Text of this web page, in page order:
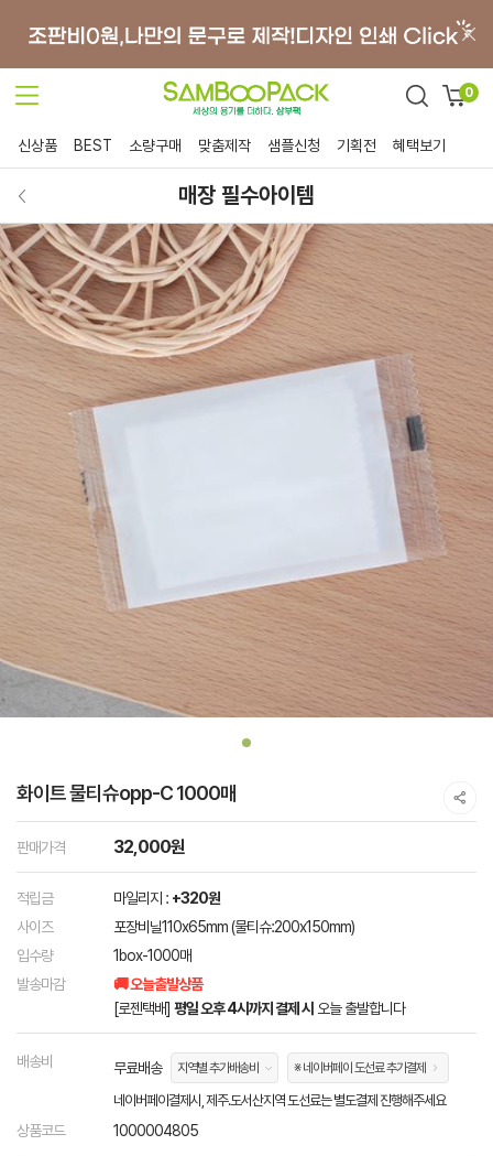
0
신상품 BEST 소량구매 맞춤제작 샘플신청 기획전 혜택보기
매장 필수아이템
화이트 물티슈opp-C 1000매
판매가격 32,000원
적립금 마일리지 : +320원
사이즈
포장비닐110x65mm (물티슈:200x150mm)
입수량
1box-1000매
발송마감
🚚 오늘출발상품
[로젠택배] 평일 오후 4시까지 결제 시 오늘 출발합니다
배송비 무료배송 지역별 추가배송비 ※ 네이버페이 도선료 추가결제
네이버페이결제시, 제주.도서산지역 도선료는 별도결제 진행해주세요
상품코드 1000004805